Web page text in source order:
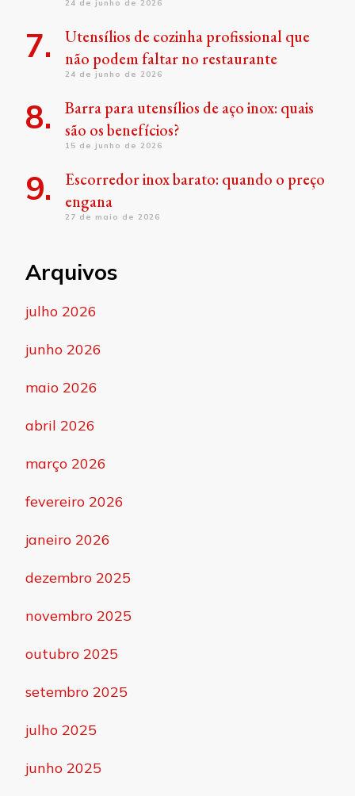
24 de junho de 2026
Utensílios de cozinha profissional que
não podem faltar no restaurante
24 de junho de 2026
Barra para utensílios de aço inox: quais
são os benefícios?
15 de junho de 2026
Escorredor inox barato: quando o preço
engana
27 de maio de 2026
Arquivos
julho 2026
junho 2026
maio 2026
abril 2026
março 2026
fevereiro 2026
janeiro 2026
dezembro 2025
novembro 2025
outubro 2025
setembro 2025
julho 2025
junho 2025